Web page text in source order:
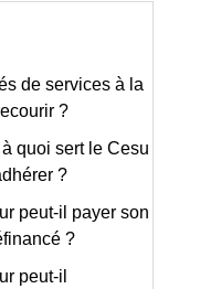
de services à la
?
quoi sert le Cesu
?
peut-il payer son
?
peut-il